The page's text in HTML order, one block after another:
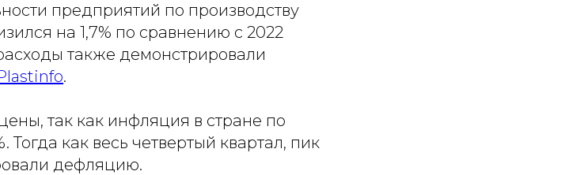
предприятий по производству
на 1,7% по сравнению с 2022
также демонстрировали
.
так как инфляция в стране по
Тогда как весь четвертый квартал, пик
дефляцию.